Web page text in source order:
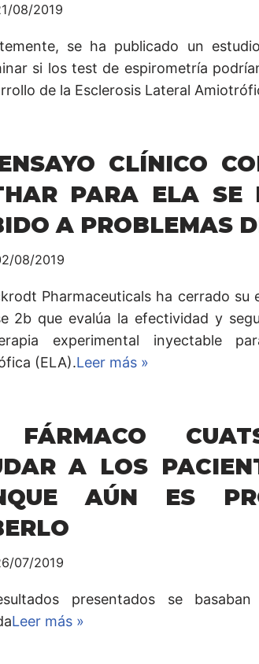
08/2019
se ha publicado un
si los test de espirometría
de la Esclerosis Lateral
CLÍNICO
PARA ELA SE
A PROBLEMAS
08/2019
Pharmaceuticals ha cerrado su
2b que evalúa la efectividad y
experimental inyectable
(ELA).Leer más »
A LOS
AÚN ES
07/2019
presentados se
Leer más »